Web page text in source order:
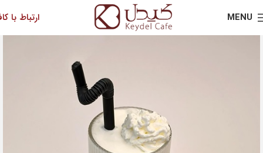
MENU ارتباط با